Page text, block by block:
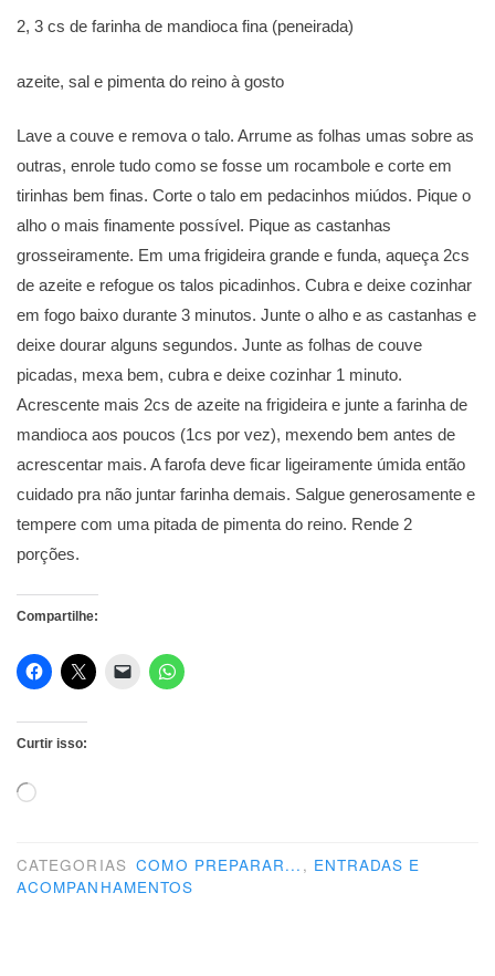
2, 3 cs de farinha de mandioca fina (peneirada)
azeite, sal e pimenta do reino à gosto
Lave a couve e remova o talo. Arrume as folhas umas sobre as
outras, enrole tudo como se fosse um rocambole e corte em
tirinhas bem finas. Corte o talo em pedacinhos miúdos. Pique o
alho o mais finamente possível. Pique as castanhas
grosseiramente. Em uma frigideira grande e funda, aqueça 2cs
de azeite e refogue os talos picadinhos. Cubra e deixe cozinhar
em fogo baixo durante 3 minutos. Junte o alho e as castanhas e
deixe dourar alguns segundos. Junte as folhas de couve
picadas, mexa bem, cubra e deixe cozinhar 1 minuto.
Acrescente mais 2cs de azeite na frigideira e junte a farinha de
mandioca aos poucos (1cs por vez), mexendo bem antes de
acrescentar mais. A farofa deve ficar ligeiramente úmida então
cuidado pra não juntar farinha demais. Salgue generosamente e
tempere com uma pitada de pimenta do reino. Rende 2
porções.
Compartilhe:
Curtir isso:
Carregando...
CATEGORIAS COMO PREPARAR... , ENTRADAS E
ACOMPANHAMENTOS